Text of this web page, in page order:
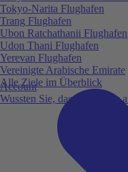
Account
Wussten Sie, dass Sie vieles
Tokyo-Narita Flughafen
Trang Flughafen
Ubon Ratchathanii Flughafen
Udon Thani Flughafen
Yerevan Flughafen
Vereinigte Arabische Emirate
Alle Ziele im Überblick